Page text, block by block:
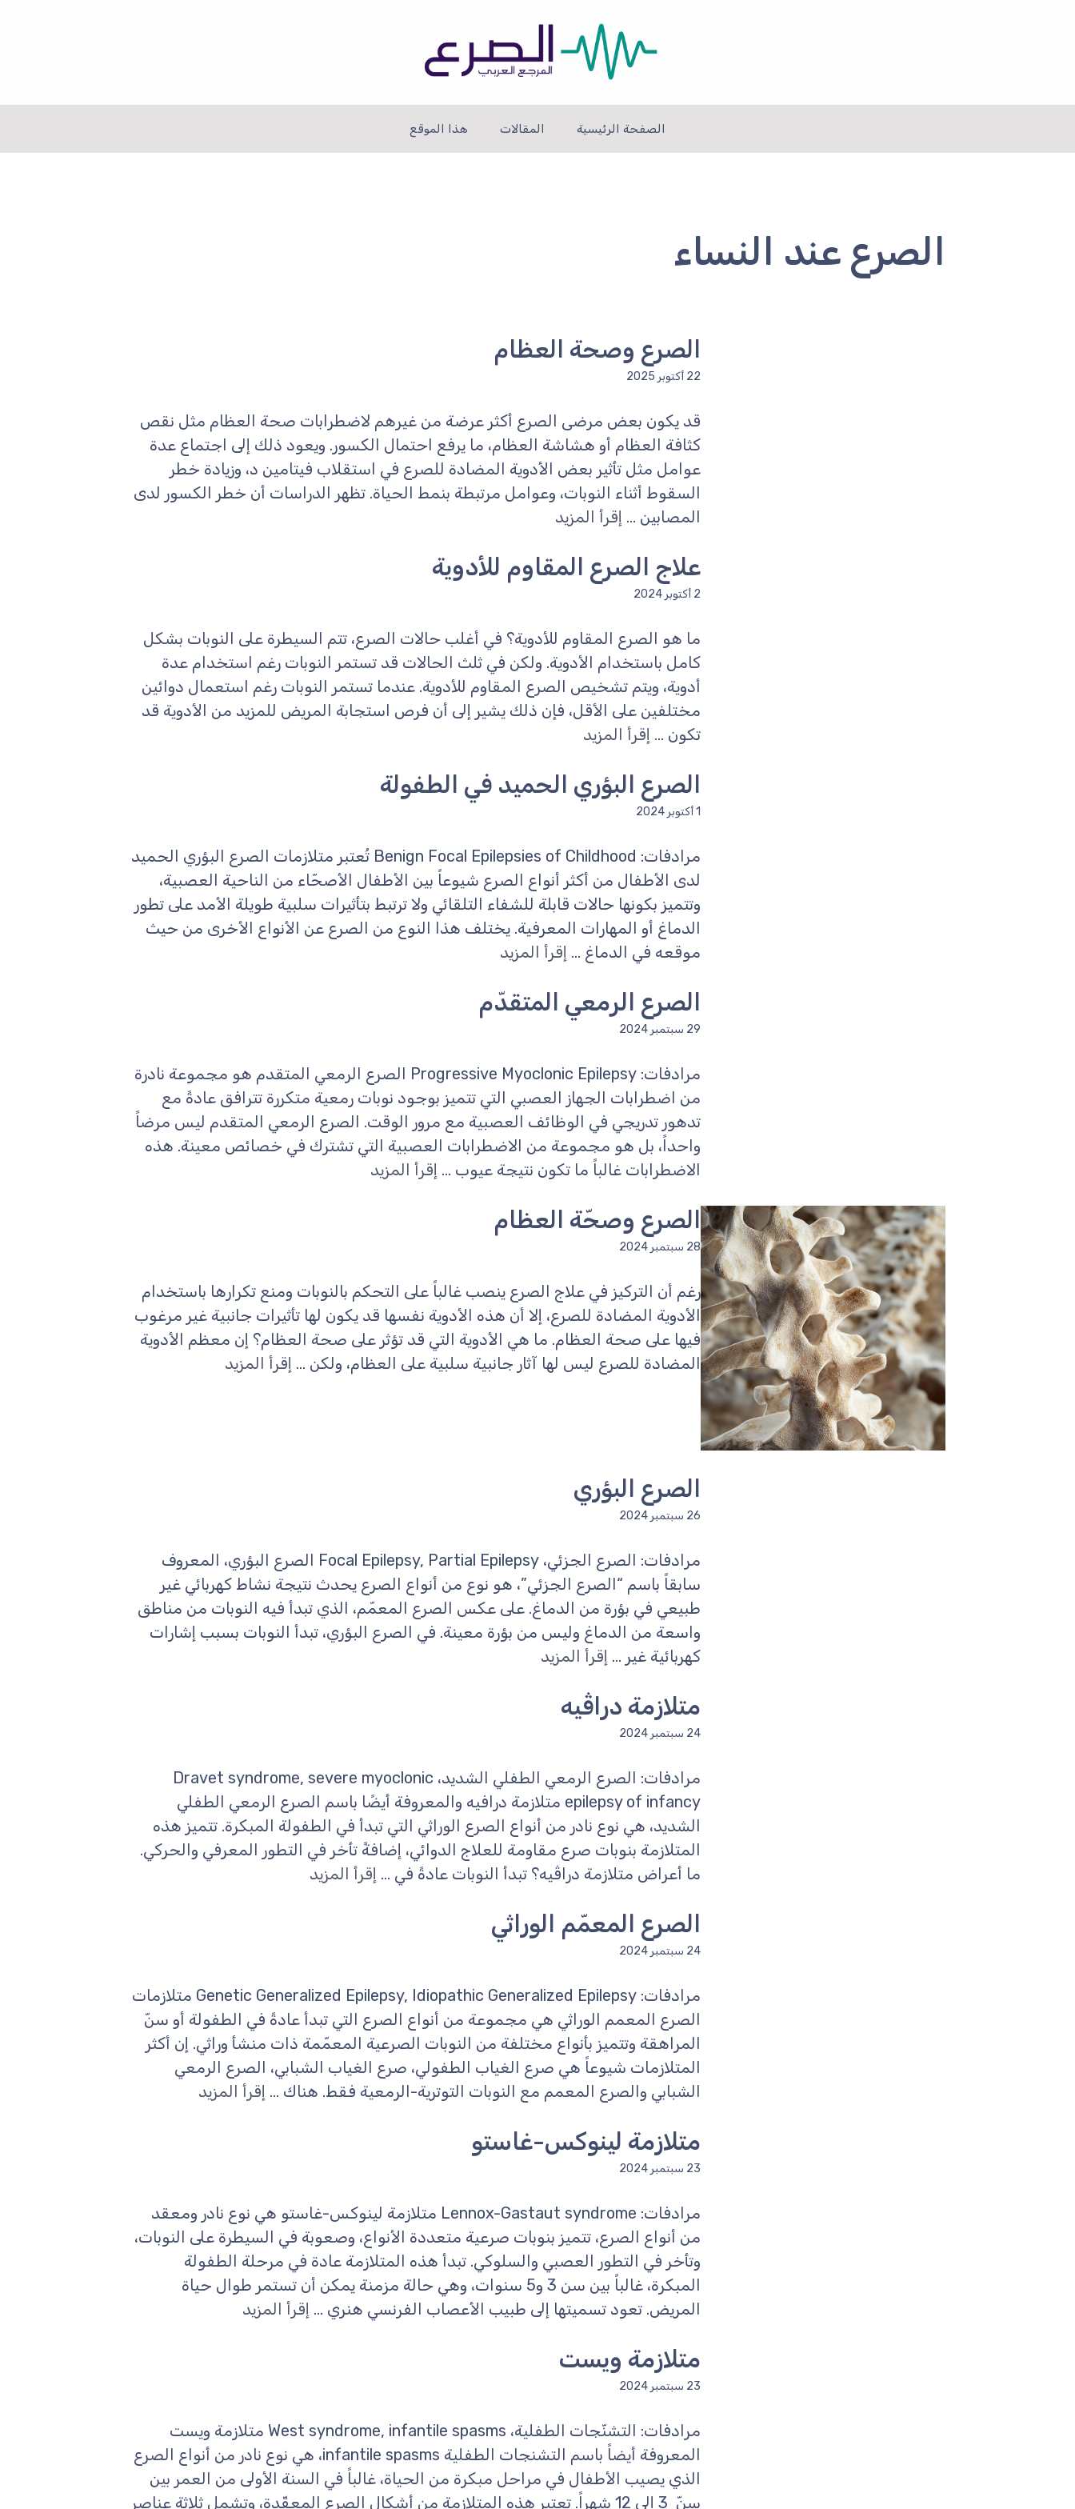
الصفحة الرئيسية المقالات هذا الموقع
الصرع عند النساء
الصرع وصحة العظام
22 أكتوبر 2025
قد يكون بعض مرضى الصرع أكثر عرضة من غيرهم لاضطرابات صحة العظام مثل نقص
كثافة العظام أو هشاشة العظام، ما يرفع احتمال الكسور. ويعود ذلك إلى اجتماع عدة
عوامل مثل تأثير بعض الأدوية المضادة للصرع في استقلاب فيتامين د، وزيادة خطر
السقوط أثناء النوبات، وعوامل مرتبطة بنمط الحياة. تظهر الدراسات أن خطر الكسور لدى
المصابين ... إقرأ المزيد
علاج الصرع المقاوم للأدوية
2 أكتوبر 2024
ما هو الصرع المقاوم للأدوية؟ في أغلب حالات الصرع، تتم السيطرة على النوبات بشكل
كامل باستخدام الأدوية. ولكن في ثلث الحالات قد تستمر النوبات رغم استخدام عدة
أدوية، ويتم تشخيص الصرع المقاوم للأدوية. عندما تستمر النوبات رغم استعمال دوائين
مختلفين على الأقل، فإن ذلك يشير إلى أن فرص استجابة المريض للمزيد من الأدوية قد
تكون ... إقرأ المزيد
الصرع البؤري الحميد في الطفولة
1 أكتوبر 2024
مرادفات: Benign Focal Epilepsies of Childhood تُعتبر متلازمات الصرع البؤري الحميد
لدى الأطفال من أكثر أنواع الصرع شيوعاً بين الأطفال الأصحّاء من الناحية العصبية،
وتتميز بكونها حالات قابلة للشفاء التلقائي ولا ترتبط بتأثيرات سلبية طويلة الأمد على تطور
الدماغ أو المهارات المعرفية. يختلف هذا النوع من الصرع عن الأنواع الأخرى من حيث
موقعه في الدماغ ... إقرأ المزيد
الصرع الرمعي المتقدّم
29 سبتمبر 2024
مرادفات: Progressive Myoclonic Epilepsy الصرع الرمعي المتقدم هو مجموعة نادرة
من اضطرابات الجهاز العصبي التي تتميز بوجود نوبات رمعية متكررة تترافق عادةً مع
تدهور تدريجي في الوظائف العصبية مع مرور الوقت. الصرع الرمعي المتقدم ليس مرضاً
واحداً، بل هو مجموعة من الاضطرابات العصبية التي تشترك في خصائص معينة. هذه
الاضطرابات غالباً ما تكون نتيجة عيوب ... إقرأ المزيد
الصرع وصحّة العظام
28 سبتمبر 2024
رغم أن التركيز في علاج الصرع ينصب غالباً على التحكم بالنوبات ومنع تكرارها باستخدام
الأدوية المضادة للصرع، إلا أن هذه الأدوية نفسها قد يكون لها تأثيرات جانبية غير مرغوب
فيها على صحة العظام. ما هي الأدوية التي قد تؤثر على صحة العظام؟ إن معظم الأدوية
المضادة للصرع ليس لها آثار جانبية سلبية على العظام، ولكن ... إقرأ المزيد
الصرع البؤري
26 سبتمبر 2024
مرادفات: الصرع الجزئي، Focal Epilepsy, Partial Epilepsy الصرع البؤري، المعروف
سابقاً باسم “الصرع الجزئي”، هو نوع من أنواع الصرع يحدث نتيجة نشاط كهربائي غير
طبيعي في بؤرة من الدماغ. على عكس الصرع المعمّم، الذي تبدأ فيه النوبات من مناطق
واسعة من الدماغ وليس من بؤرة معينة. في الصرع البؤري، تبدأ النوبات بسبب إشارات
كهربائية غير ... إقرأ المزيد
متلازمة دراڤيه
24 سبتمبر 2024
مرادفات: الصرع الرمعي الطفلي الشديد، Dravet syndrome, severe myoclonic
epilepsy of infancy متلازمة درافيه والمعروفة أيضًا باسم الصرع الرمعي الطفلي
الشديد، هي نوع نادر من أنواع الصرع الوراثي التي تبدأ في الطفولة المبكرة. تتميز هذه
المتلازمة بنوبات صرع مقاومة للعلاج الدوائي، إضافةً تأخر في التطور المعرفي والحركي.
ما أعراض متلازمة دراڤيه؟ تبدأ النوبات عادةً في ... إقرأ المزيد
الصرع المعمّم الوراثي
24 سبتمبر 2024
مرادفات: Genetic Generalized Epilepsy, Idiopathic Generalized Epilepsy متلازمات
الصرع المعمم الوراثي هي مجموعة من أنواع الصرع التي تبدأ عادةً في الطفولة أو سنّ
المراهقة وتتميز بأنواع مختلفة من النوبات الصرعية المعمّمة ذات منشأ وراثي. إن أكثر
المتلازمات شيوعاً هي صرع الغياب الطفولي، صرع الغياب الشبابي، الصرع الرمعي
الشبابي والصرع المعمم مع النوبات التوترية-الرمعية فقط. هناك ... إقرأ المزيد
متلازمة لينوكس-غاستو
23 سبتمبر 2024
مرادفات: Lennox-Gastaut syndrome متلازمة لينوكس-غاستو هي نوع نادر ومعقد
من أنواع الصرع، تتميز بنوبات صرعية متعددة الأنواع، وصعوبة في السيطرة على النوبات،
وتأخر في التطور العصبي والسلوكي. تبدأ هذه المتلازمة عادة في مرحلة الطفولة
المبكرة، غالباً بين سن 3 و5 سنوات، وهي حالة مزمنة يمكن أن تستمر طوال حياة
المريض. تعود تسميتها إلى طبيب الأعصاب الفرنسي هنري ... إقرأ المزيد
متلازمة ويست
23 سبتمبر 2024
مرادفات: التشنّجات الطفلية، West syndrome, infantile spasms متلازمة ويست
المعروفة أيضاً باسم التشنجات الطفلية infantile spasms، هي نوع نادر من أنواع الصرع
الذي يصيب الأطفال في مراحل مبكرة من الحياة، غالباً في السنة الأولى من العمر بين
سنّ 3 إلى 12 شهراً. تعتبر هذه المتلازمة من أشكال الصرع المعقّدة، وتشمل ثلاثة عناصر